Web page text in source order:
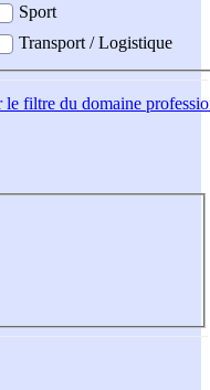
Sport
Transport / Logistique
le filtre du domaine